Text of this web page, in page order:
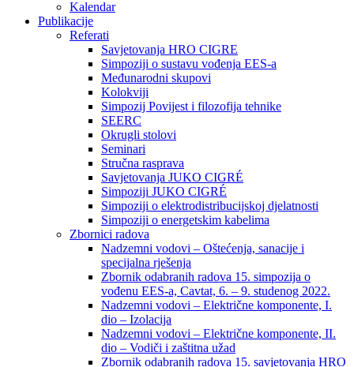
Kalendar
Publikacije
Referati
Savjetovanja HRO CIGRE
Simpoziji o sustavu vođenja EES-a
Međunarodni skupovi
Kolokviji​
Simpozij Povijest i filozofija tehnike
SEERC
Okrugli stolovi
Seminari​
Stručna rasprava​
Savjetovanja JUKO CIGRÉ
Simpoziji JUKO CIGRÉ
Simpoziji o elektrodistribucijskoj djelatnosti
Simpoziji o energetskim kabelima
Zbornici radova
Nadzemni vodovi – Oštećenja, sanacije i
specijalna rješenja
Zbornik odabranih radova 15. simpozija o
vođenu EES-a, Cavtat, 6. – 9. studenog 2022.
Nadzemni vodovi – Električne komponente, I.
dio – Izolacija
Nadzemni vodovi – Električne komponente, II.
dio – Vodiči i zaštitna užad
Zbornik odabranih radova 15. savjetovanja HRO